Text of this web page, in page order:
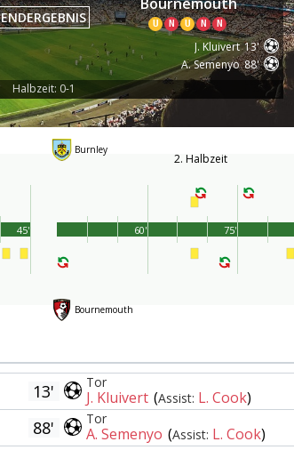
ENDERGEBNIS U N U N N
J. Kluivert 13'
A. Semenyo 88'
Halbzeit: 0-1
45'
Burnley
2. Halbzeit
Bournemouth
60' 75'
13' Tor
J. Kluivert (Assist: L. Cook)
88' Tor
A. Semenyo (Assist: L. Cook)